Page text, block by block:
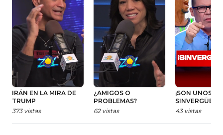
IRÁN EN LA MIRA DE
TRUMP
373 vistas
¿AMIGOS O
PROBLEMAS?
62 vistas
¡SON UNOS
#zolfm
#dominicana
43 vistas